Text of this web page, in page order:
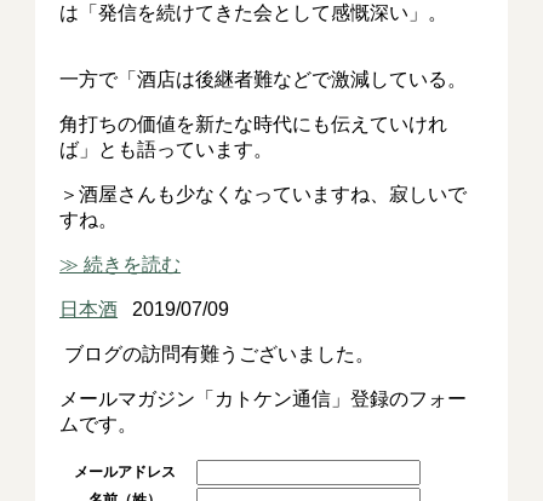
は「発信を続けてきた会として感慨深い」。
一方で「酒店は後継者難などで激減している。
角打ちの価値を新たな時代にも伝えていけれ
ば」とも語っています。
＞酒屋さんも少なくなっていますね、寂しいで
すね。
≫ 続きを読む
日本酒 2019/07/09
ブログの訪問有難うございました。
メールマガジン「カトケン通信」登録のフォー
ムです。
メールアドレス